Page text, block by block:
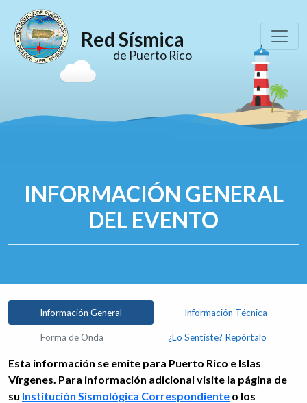
Red Sísmica
de Puerto Rico
INFORMACIÓN GENERAL
DEL EVENTO
Información General Información Técnica
Forma de Onda ¿Lo Sentiste? Repórtalo
Esta información se emite para Puerto Rico e Islas
Vírgenes. Para información adicional visite la página de
su Institución Sismológica Correspondiente o los